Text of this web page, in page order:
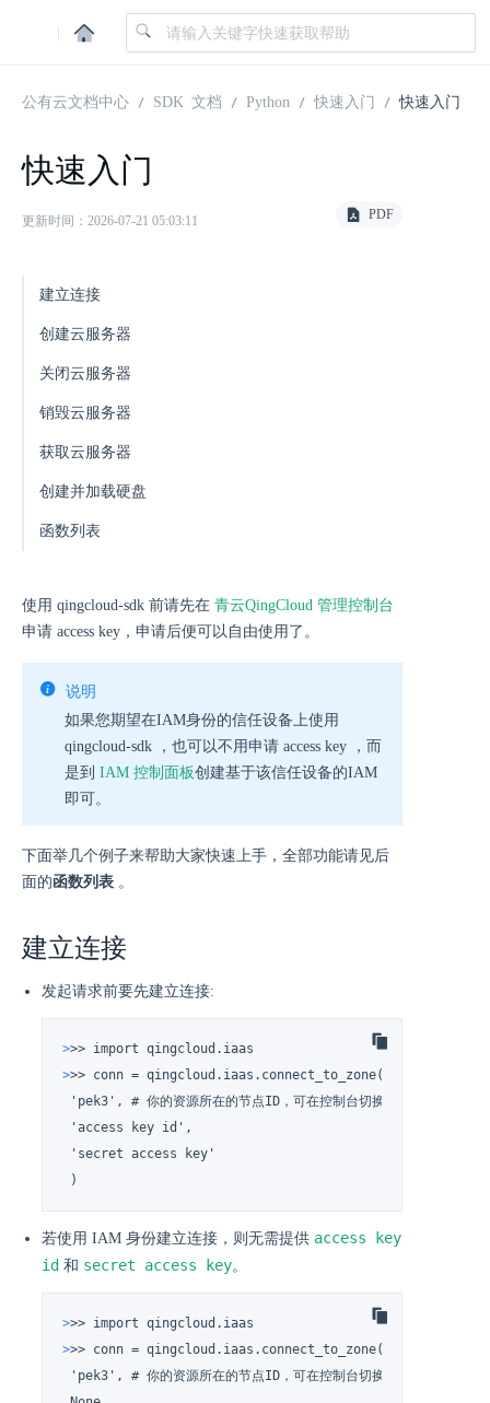
|
公有云文档中心 SDK 文档 Python 快速入门 快速入门
快速入门
更新时间：2026-07-21 05:03:11 PDF
建立连接
创建云服务器
关闭云服务器
销毁云服务器
获取云服务器
创建并加载硬盘
函数列表
使用 qingcloud-sdk 前请先在 青云QingCloud 管理控制台
申请 access key，申请后便可以自由使用了。
说明
如果您期望在IAM身份的信任设备上使用
qingcloud-sdk ，也可以不用申请 access key ，而
是到 IAM 控制面板创建基于该信任设备的IAM
即可。
下面举几个例子来帮助大家快速上手，全部功能请见后
面的函数列表 。
建立连接
发起请求前要先建立连接:
>>> import qingcloud.iaas
>>> conn = qingcloud.iaas.connect_to_zone(
'pek3', # 你的资源所在的节点ID，可在控制台切换节点的地方
'access key id',
'secret access key'
)
若使用 IAM 身份建立连接，则无需提供 access key
id 和 secret access key。
>>> import qingcloud.iaas
>>> conn = qingcloud.iaas.connect_to_zone(
'pek3', # 你的资源所在的节点ID，可在控制台切换节点的地方